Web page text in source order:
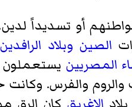
أو تسديداً
الصين وبلاد الرافدين
المصريين يستعملون
والروم والفرس.